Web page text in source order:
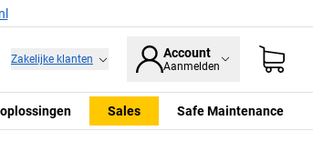
Zakelijke klanten Account
Aanmelden
Sales Safe Maintenance